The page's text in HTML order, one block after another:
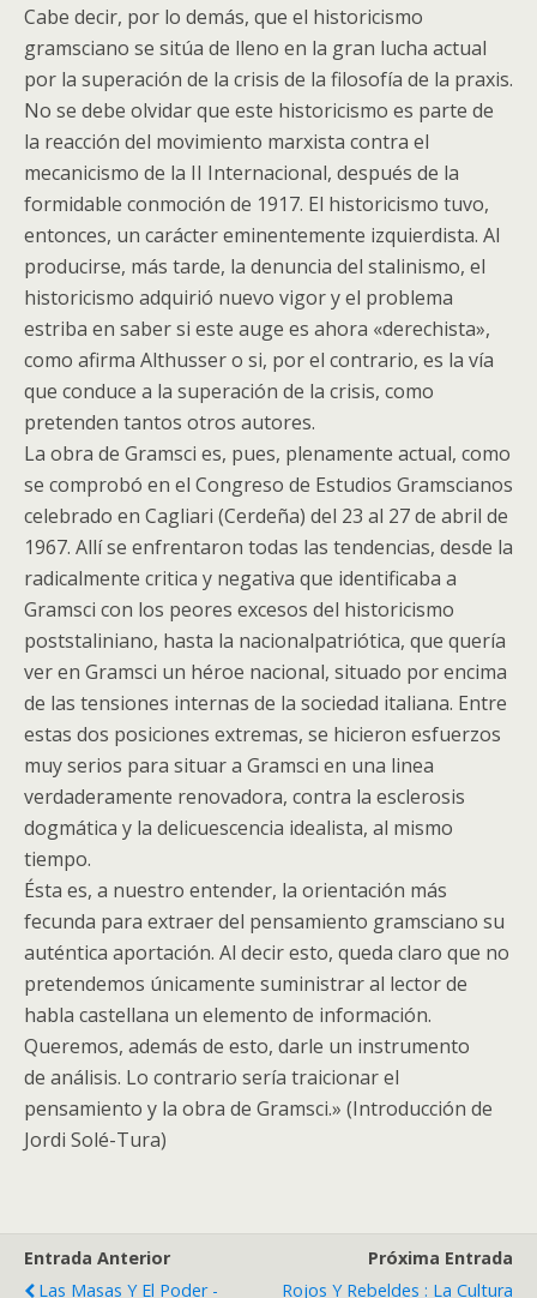
Cabe decir, por lo demás, que el historicismo
gramsciano se sitúa de lleno en la gran lucha actual
por la superación de la crisis de la filosofía de la praxis.
No se debe olvidar que este historicismo es parte de
la reacción del movimiento marxista contra el
mecanicismo de la II Internacional, después de la
formidable conmoción de 1917. El historicismo tuvo,
entonces, un carácter eminentemente izquierdista. Al
producirse, más tarde, la denuncia del stalinismo, el
historicismo adquirió nuevo vigor y el problema
estriba en saber si este auge es ahora «derechista»,
como afirma Althusser o si, por el contrario, es la vía
que conduce a la superación de la crisis, como
pretenden tantos otros autores.
La obra de Gramsci es, pues, plenamente actual, como
se comprobó en el Congreso de Estudios Gramscianos
celebrado en Cagliari (Cerdeña) del 23 al 27 de abril de
1967. Allí se enfrentaron todas las tendencias, desde la
radicalmente critica y negativa que identificaba a
Gramsci con los peores excesos del historicismo
poststaliniano, hasta la nacionalpatriótica, que quería
ver en Gramsci un héroe nacional, situado por encima
de las tensiones internas de la sociedad italiana. Entre
estas dos posiciones extremas, se hicieron esfuerzos
muy serios para situar a Gramsci en una linea
verdaderamente renovadora, contra la esclerosis
dogmática y la delicuescencia idealista, al mismo
tiempo.
Ésta es, a nuestro entender, la orientación más
fecunda para extraer del pensamiento gramsciano su
auténtica aportación. Al decir esto, queda claro que no
pretendemos únicamente suministrar al lector de
habla castellana un elemento de información.
Queremos, además de esto, darle un instrumento
de análisis. Lo contrario sería traicionar el
pensamiento y la obra de Gramsci.» (Introducción de
Jordi Solé-Tura)
Entrada Anterior
Las Masas Y El Poder -
Próxima Entrada
Rojos Y Rebeldes : La Cultura